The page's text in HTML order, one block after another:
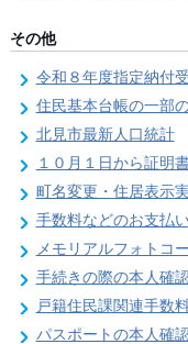
その他
令和８年度指定納付
住民基本台帳の一部
北見市最新人口統計
１０月１日から証明
町名変更・住居表示
手数料などのお支払
メモリアルフォトコ
手続きの際の本人確
戸籍住民課関連手数
パスポートの本人確